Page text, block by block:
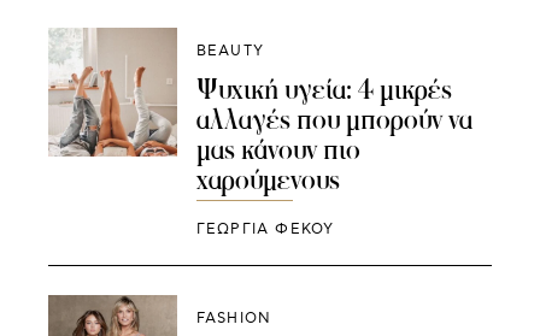
BEAUTY
Ψυχική υγεία: 4 μικρές
αλλαγές που μπορούν να
μας κάνουν πιο
χαρούμενους
ΓΕΩΡΓΙΑ ΦΕΚΟΥ
FASHION